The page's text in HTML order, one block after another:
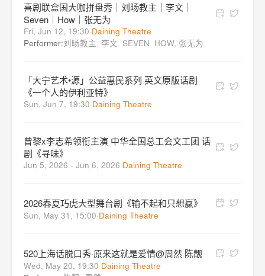
喜剧联盒国大咖拼盘秀｜刘旸教主｜李文｜
Seven｜How｜张无为
Fri, Jun 12, 19:30·Daining Theatre
Performer:刘旸教主, 李文, SEVEN, HOW, 张无为
「大宁艺术•源」公益惠民系列 英文原版话剧
《一个人的伊利亚特》
Sun, Jun 7, 19:30·Daining Theatre
曾黎x李志希领衔主演 中华全国总工会文工团 话
剧《寻味》
Jun 5, 2026 - Jun 6, 2026·Daining Theatre
2026春夏巧虎大型舞台剧《输不起和只想赢》
Sun, May 31, 15:00·Daining Theatre
520上海话脱口秀·原来这就是爱情@周然 陈靓
Wed, May 20, 19:30·Daining Theatre